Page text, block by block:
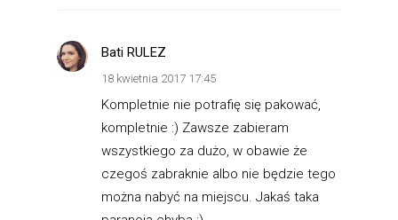
Bati RULEZ
18 kwietnia 2017 17:45
Kompletnie nie potrafię się pakować,
kompletnie :) Zawsze zabieram
wszystkiego za dużo, w obawie że
czegoś zabraknie albo nie będzie tego
można nabyć na miejscu. Jakaś taka